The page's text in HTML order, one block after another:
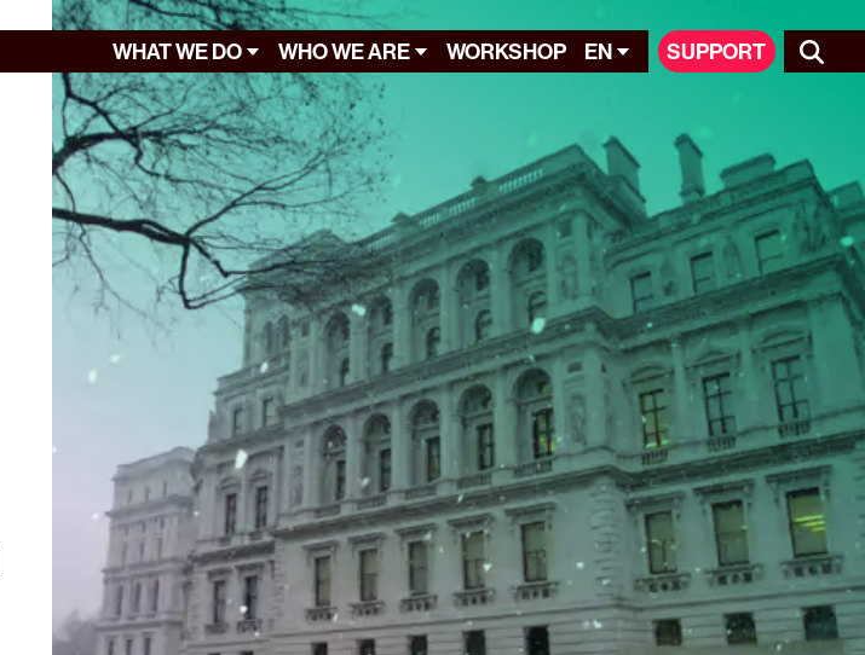
WHAT WE DO WHO WE ARE WORKSHOP EN SUPPORT